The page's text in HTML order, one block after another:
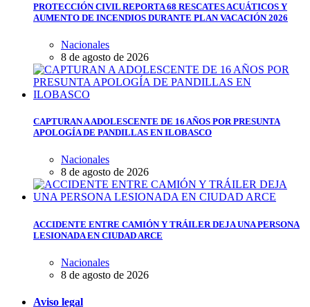
PROTECCIÓN CIVIL REPORTA 68 RESCATES ACUÁTICOS Y
AUMENTO DE INCENDIOS DURANTE PLAN VACACIÓN 2026
Nacionales
8 de agosto de 2026
CAPTURAN A ADOLESCENTE DE 16 AÑOS POR PRESUNTA
APOLOGÍA DE PANDILLAS EN ILOBASCO
Nacionales
8 de agosto de 2026
ACCIDENTE ENTRE CAMIÓN Y TRÁILER DEJA UNA PERSONA
LESIONADA EN CIUDAD ARCE
Nacionales
8 de agosto de 2026
Aviso legal